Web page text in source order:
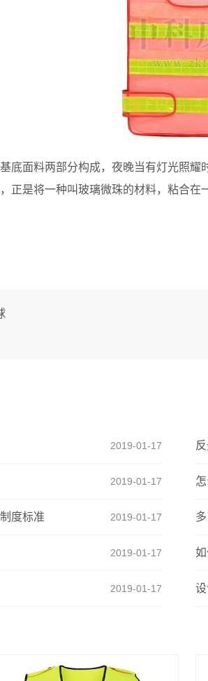
面料两部分构成，夜晚当有灯光照
正是将一种叫玻璃微珠的材料，粘合
2019-01-17
2019-01-17
2019-01-17
度标准
2019-01-17
2019-01-17